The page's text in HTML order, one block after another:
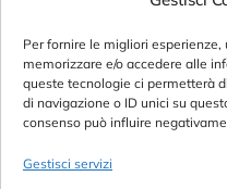
Per fornire le migliori
memorizzare e/o accedere alle
queste tecnologie ci permetterà
di navigazione o ID unici su
consenso può influire
Gestisci servizi
Padova
Via Svizzera, 16 -
Tel:
+39 049 76 16 98
Telefax: +39 049 870 95